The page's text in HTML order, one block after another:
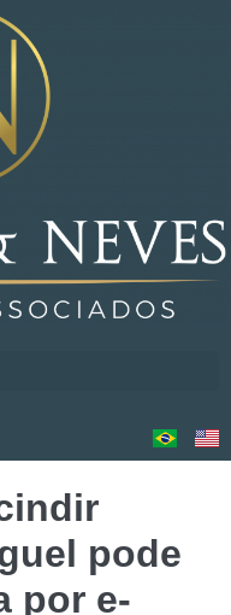
pode
por e-